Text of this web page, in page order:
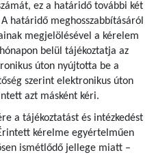
ez a határidő további két
határidő meghosszabbításáról
megjelölésével a kérelem
belül tájékoztatja az
úton nyújtotta be a
szerint elektronikus úton
azt másként kéri.
a tájékoztatást és intézkedést
kérelme egyértelműen
ismétlődő jellege miatt –